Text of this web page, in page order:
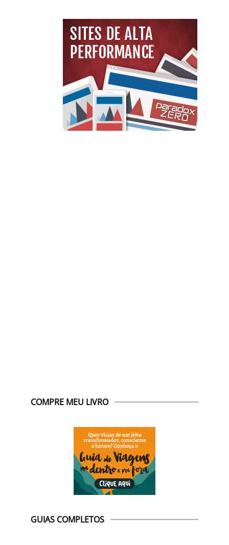
COMPRE MEU LIVRO
GUIAS COMPLETOS